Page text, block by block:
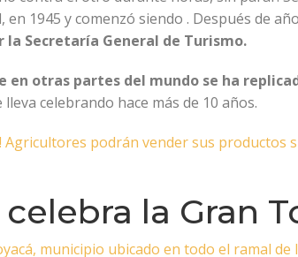
1945 y comenzó siendo . Después de
Secretaría General de Turismo.
en otras partes del mundo se ha
celebrando hace más de 10 años.
Agricultores podrán vender sus
la Gran
municipio ubicado en todo el ramal